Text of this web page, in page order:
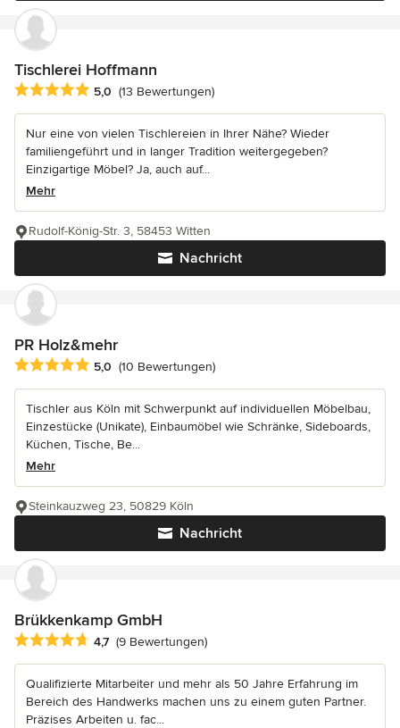
Tischlerei Hoffmann
Durchschnittliche Bewertung: 5 von 5 Sternen
5,0 (13 Bewertungen)
Nur eine von vielen Tischlereien in Ihrer Nähe? Wieder
familiengeführt und in langer Tradition weitergegeben?
Einzigartige Möbel? Ja, auch auf...
Mehr
Nachricht
Rudolf-König-Str. 3, 58453 Witten
PR Holz&mehr
Durchschnittliche Bewertung: 5 von 5 Sternen
5,0 (10 Bewertungen)
Tischler aus Köln mit Schwerpunkt auf individuellen Möbelbau,
Einzestücke (Unikate), Einbaumöbel wie Schränke, Sideboards,
Küchen, Tische, Be...
Mehr
Nachricht
Steinkauzweg 23, 50829 Köln
Brükkenkamp GmbH
Durchschnittliche Bewertung: 4.7 von 5 Sternen
4,7 (9 Bewertungen)
Qualifizierte Mitarbeiter und mehr als 50 Jahre Erfahrung im
Bereich des Handwerks machen uns zu einem guten Partner.
Präzises Arbeiten u. fac...